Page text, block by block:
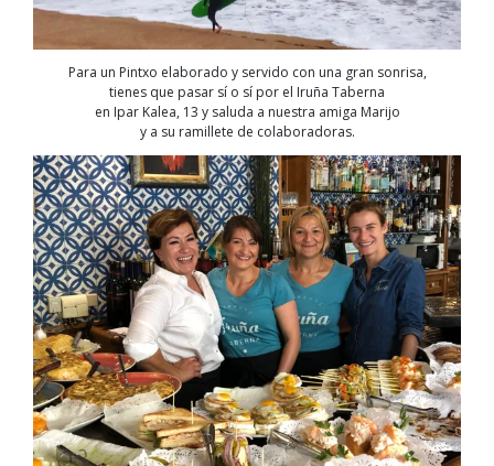
Para un Pintxo elaborado y servido con una gran sonrisa,
tienes que pasar sí o sí por el Iruña Taberna
en Ipar Kalea, 13 y saluda a nuestra amiga Marijo
y a su ramillete de colaboradoras.